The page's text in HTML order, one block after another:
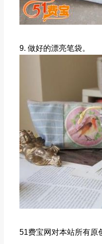
9. 做好的漂亮笔袋。
51费宝网对本站所有原